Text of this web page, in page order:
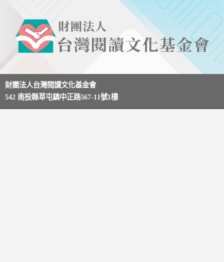
財團法人台灣閱讀文化基金會
542 南投縣草屯鎮中正路567-11號1樓